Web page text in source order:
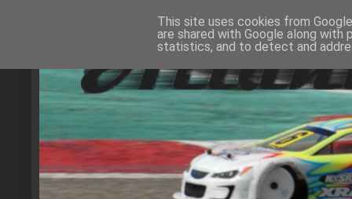
This site uses cookies from
are shared with Google along
statistics, and to detect and